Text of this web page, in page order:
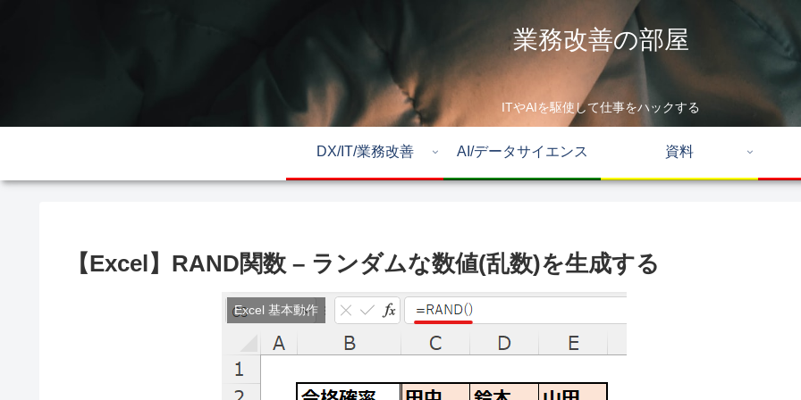
業務改善の部屋
ITやAIを駆使して仕事をハックする
DX/IT/業務改善 AI/データサイエンス 資料
【Excel】RAND関数 – ランダムな数値(乱数)を生成する
Excel 基本動作